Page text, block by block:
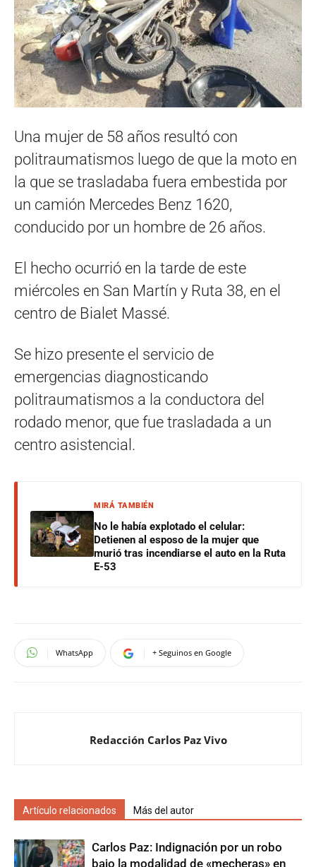
Una mujer de 58 años resultó con
politraumatismos luego de que la moto en
la que se trasladaba fuera embestida por
un camión Mercedes Benz 1620,
conducido por un hombre de 26 años.
El hecho ocurrió en la tarde de este
miércoles en San Martín y Ruta 38, en el
centro de Bialet Massé.
Se hizo presente el servicio de
emergencias diagnosticando
politraumatismos a la conductora del
rodado menor, que fue trasladada a un
centro asistencial.
MIRÁ TAMBIÉN
No le había explotado el celular:
Detienen al esposo de la mujer que
murió tras incendiarse el auto en la Ruta
E-53
WhatsApp + Seguinos en Google
Redacción Carlos Paz Vivo
Artículo relacionados Más del autor
Carlos Paz: Indignación por un robo
bajo la modalidad de «mecheras» en